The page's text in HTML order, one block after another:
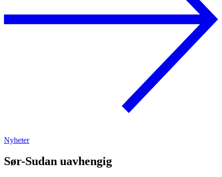
Nyheter
Sør-Sudan uavhengig